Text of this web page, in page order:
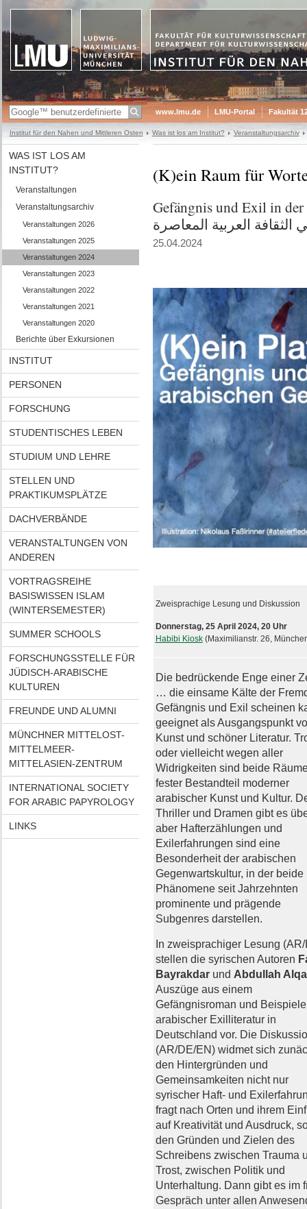
www.lmu.de LMU-Portal Fakultät
Institut für den Nahen und Mittleren Osten Was ist los am Institut? Veranstaltungsarchiv
WAS IST LOS AM
INSTITUT?
Veranstaltungen
Veranstaltungsarchiv
Veranstaltungen 2026
Veranstaltungen 2025
Veranstaltungen 2024
Veranstaltungen 2023
Veranstaltungen 2022
Veranstaltungen 2021
Veranstaltungen 2020
Berichte über Exkursionen
INSTITUT
PERSONEN
FORSCHUNG
STUDENTISCHES LEBEN
STUDIUM UND LEHRE
STELLEN UND
PRAKTIKUMSPLÄTZE
DACHVERBÄNDE
VERANSTALTUNGEN VON
ANDEREN
VORTRAGSREIHE
BASISWISSEN ISLAM
(WINTERSEMESTER)
SUMMER SCHOOLS
FORSCHUNGSSTELLE FÜR
JÜDISCH-ARABISCHE
KULTUREN
FREUNDE UND ALUMNI
MÜNCHNER MITTELOST-
MITTELMEER-
MITTELASIEN-ZENTRUM
INTERNATIONAL SOCIETY
FOR ARABIC PAPYROLOGY
LINKS
Gefängnis und Exil in der
العربية المعاصرة
25.04.2024
Zweisprachige Lesung und Diskussion
Donnerstag, 25 April 2024, 20 Uhr
Habibi Kiosk(Maximilianstr. 26,
Die bedrückende Enge einer
… die einsame Kälte der
Gefängnis und Exil scheinen
geeignet als Ausgangspunkt
Kunst und schöner Literatur.
oder vielleicht wegen aller
Widrigkeiten sind beide
fester Bestandteil moderner
arabischer Kunst und Kultur.
Thriller und Dramen gibt es
aber Hafterzählungen und
Exilerfahrungen sind eine
Besonderheit der arabischen
Gegenwartskultur, in der beide
Phänomene seit Jahrzehnten
prominente und prägende
Subgenres darstellen.
In zweisprachiger Lesung
stellen die syrischen Autoren
Bayrakdarund Abdullah
Auszüge aus einem
Gefängnisroman und Beispiele
arabischer Exilliteratur in
Deutschland vor. Die
(AR/DE/EN) widmet sich
den Hintergründen und
Gemeinsamkeiten nicht nur
syrischer Haft- und
fragt nach Orten und ihrem
auf Kreativität und Ausdruck,
den Gründen und Zielen des
Schreibens zwischen Trauma
Trost, zwischen Politik und
Unterhaltung. Dann gibt es im
Gespräch unter allen